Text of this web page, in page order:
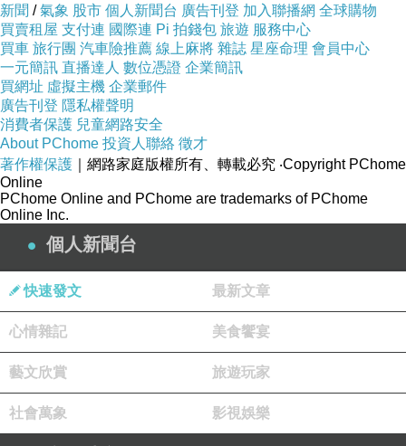
上一篇：下載加速軟體
下一篇：註冊檔Defrag軟體
新聞 /氣象 股市 個人新聞台 廣告刊登 加入聯播網 全球購物
買賣租屋 支付連 國際連 Pi 拍錢包 旅遊 服務中心
買車 旅行團 汽車險推薦 線上麻將 雜誌 星座命理 會員中心
一元簡訊 直播達人 數位憑證 企業簡訊
買網址 虛擬主機 企業郵件
廣告刊登 隱私權聲明
消費者保護 兒童網路安全
About PChome 投資人聯絡 徵才
著作權保護 ｜網路家庭版權所有、轉載必究 ‧Copyright PChome
Online
PChome Online and PChome are trademarks of PChome
Online Inc.
個人新聞台
快速發文 最新文章
心情雜記 美食饗宴
藝文欣賞 旅遊玩家
社會萬象 影視娛樂